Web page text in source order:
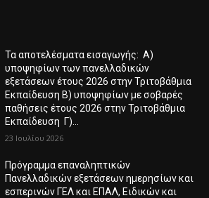
Τα αποτελέσματα εισαγωγής: Α)
υποψηφίων των πανελλαδικών
εξετάσεων έτους 2026 στην Τριτοβάθμια
Εκπαίδευση Β) υποψηφίων με σοβαρές
παθήσεις έτους 2026 στην Τριτοβάθμια
Εκπαίδευση Γ)...
23 Ιουλίου 2026
Πρόγραμμα επαναληπτικών
Πανελλαδικών εξετάσεων ημερησίων και
εσπερινών ΓΕΛ και ΕΠΑΛ, Ειδικών και